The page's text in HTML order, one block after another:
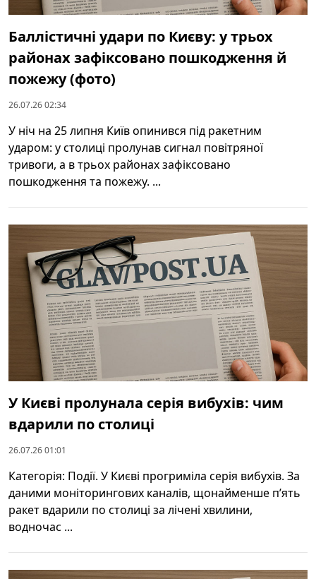
Баллістичні удари по Києву: у трьох
районах зафіксовано пошкодження й
пожежу (фото)
26.07.26 02:34
У ніч на 25 липня Київ опинився під ракетним
ударом: у столиці пролунав сигнал повітряної
тривоги, а в трьох районах зафіксовано
пошкодження та пожежу. ...
У Києві пролунала серія вибухів: чим
вдарили по столиці
26.07.26 01:01
Категорія: Події. У Києві прогриміла серія вибухів. За
даними моніторингових каналів, щонайменше п’ять
ракет вдарили по столиці за лічені хвилини,
водночас ...